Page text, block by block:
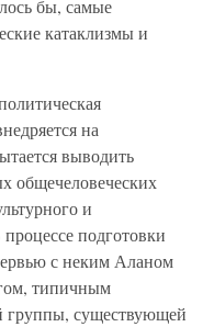
бы, самые
катаклизмы и
на
выводить
общечеловеческих
и
подготовки
с неким Аланом
типичным
группы, существующей